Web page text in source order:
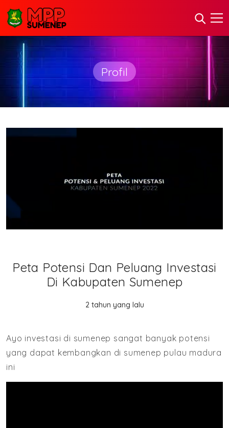
Profil
Peta Potensi Dan Peluang Investasi
Di Kabupaten Sumenep
2 tahun yang lalu
Ayo investasi di sumenep sangat banyak potensi
yang dapat kembangkan di sumenep pulau madura
ini